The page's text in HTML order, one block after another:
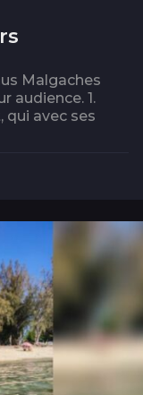
Malgaches
audience. 1.
qui avec ses